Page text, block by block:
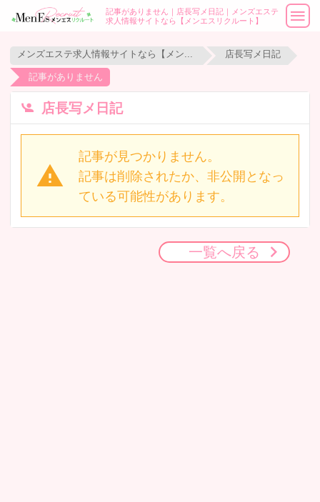
記事がありません｜店長写メ日記｜メンズエステ
求人情報サイトなら【メンエスリクルート】
店長写メ日記
記事がありません
店長写メ日記
記事が見つかりません。
記事は削除されたか、非公開となっ
ている可能性があります。
一覧へ戻る